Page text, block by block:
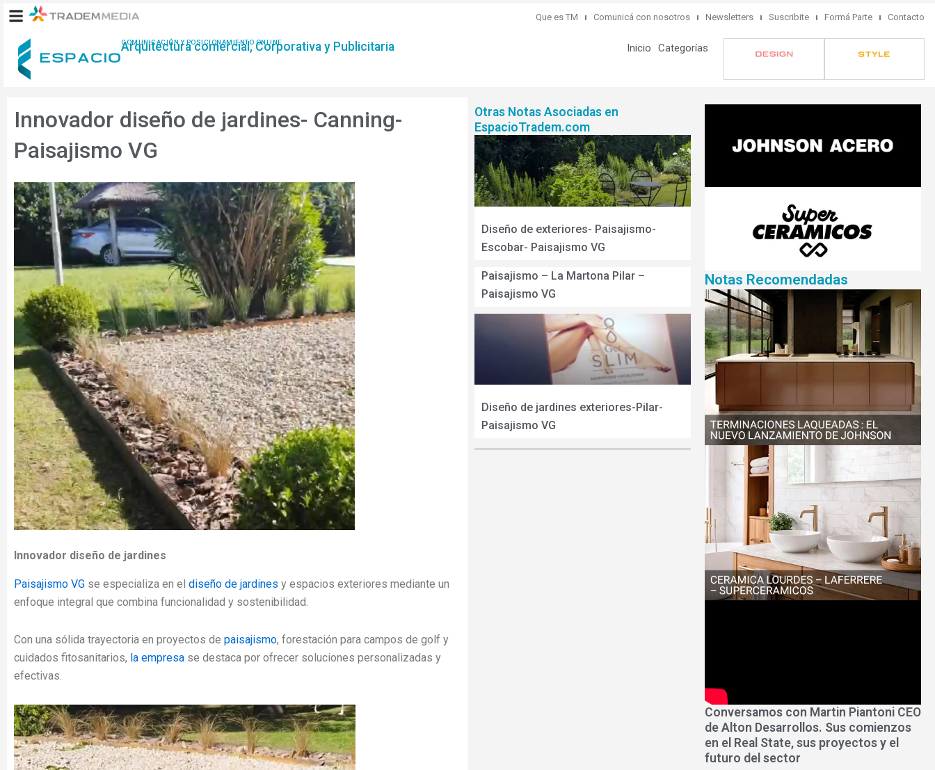
contenido
Que es TM Comunicá con nosotros Newsletters Suscribite Formá Parte Contacto
COMUNICACIÓN Y POSICIONAMIENTO ONLINE
Arquitectura comercial, Corporativa y Publicitaria Inicio Categorías
Innovador diseño de jardines- Canning-
Paisajismo VG
Innovador diseño de jardines
Paisajismo VG se especializa en el diseño de jardines y espacios exteriores mediante un
enfoque integral que combina funcionalidad y sostenibilidad.
Con una sólida trayectoria en proyectos de paisajismo, forestación para campos de golf y
cuidados fitosanitarios, la empresa se destaca por ofrecer soluciones personalizadas y
efectivas.
Otras Notas Asociadas en
EspacioTradem.com
Diseño de exteriores- Paisajismo-
Escobar- Paisajismo VG
Paisajismo – La Martona Pilar –
Paisajismo VG
Diseño de jardines exteriores-Pilar-
Paisajismo VG
Notas Recomendadas
Conversamos con Martin Piantoni CEO
de Alton Desarrollos. Sus comienzos
en el Real State, sus proyectos y el
futuro del sector